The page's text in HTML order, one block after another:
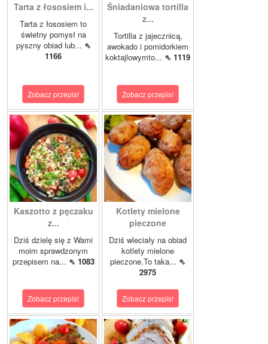
Tarta z łososiem i...
Tarta z łososiem to
świetny pomysł na
pyszny obiad lub... ⇖
1166
Zobacz przepis!
Śniadaniowa tortilla
z...
Tortilla z jajecznicą,
awokado i pomidorkiem
koktajlowymto... ⇖ 1119
Zobacz przepis!
Kaszotto z pęczaku
z...
Dziś dzielę się z Wami
moim sprawdzonym
przepisem na... ⇖ 1083
Zobacz przepis!
Kotlety mielone
pieczone
Dziś wleciały na obiad
kotlety mielone
pieczone.To taka... ⇖
2975
Zobacz przepis!